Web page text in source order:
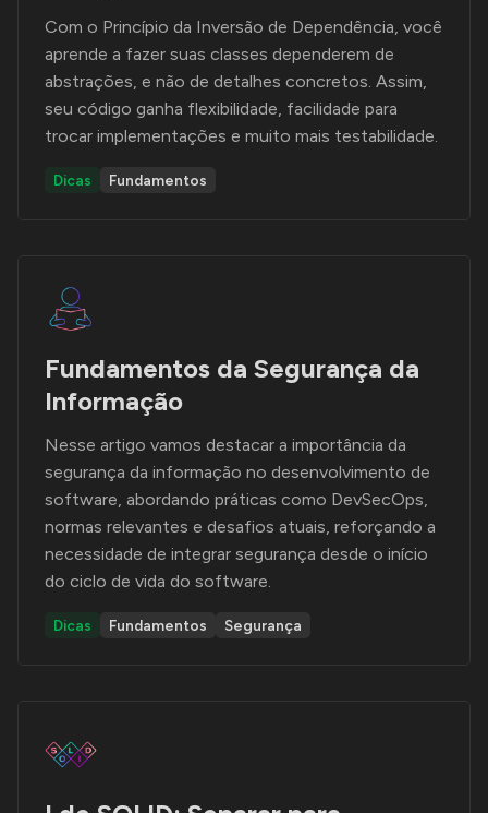
Com o Princípio da Inversão de Dependência, você
aprende a fazer suas classes dependerem de
abstrações, e não de detalhes concretos. Assim,
seu código ganha flexibilidade, facilidade para
trocar implementações e muito mais testabilidade.
Dicas Fundamentos
Fundamentos da Segurança da
Informação
Nesse artigo vamos destacar a importância da
segurança da informação no desenvolvimento de
software, abordando práticas como DevSecOps,
normas relevantes e desafios atuais, reforçando a
necessidade de integrar segurança desde o início
do ciclo de vida do software.
Dicas Fundamentos Segurança